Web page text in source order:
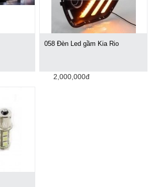
058 Đèn Led gầm Kia Rio
2,000,000đ